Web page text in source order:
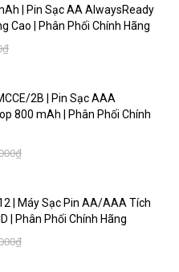
| Pin Sạc AA AlwaysReady
Cao | Phân Phối Chính Hãng
2B | Pin Sạc AAA
800 mAh | Phân Phối Chính
| Máy Sạc Pin AA/AAA Tích
| Phân Phối Chính Hãng